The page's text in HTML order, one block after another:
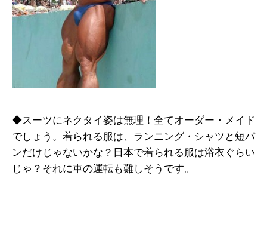
◆スーツにネクタイ姿は無理！全てオーダー・メイド
でしょう。着られる服は、ランニング・シャツと短パ
ンだけじゃないかな？日本で着られる服は浴衣ぐらい
じゃ？それに車の運転も難しそうです。